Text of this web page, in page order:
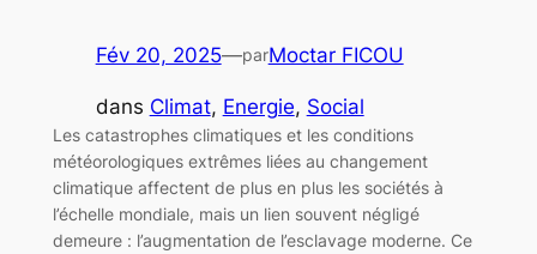
Fév 20, 2025—parMoctar FICOU
dans Climat, Energie, Social
Les catastrophes climatiques et les conditions
météorologiques extrêmes liées au changement
climatique affectent de plus en plus les sociétés à
l’échelle mondiale, mais un lien souvent négligé
demeure : l’augmentation de l’esclavage moderne. Ce